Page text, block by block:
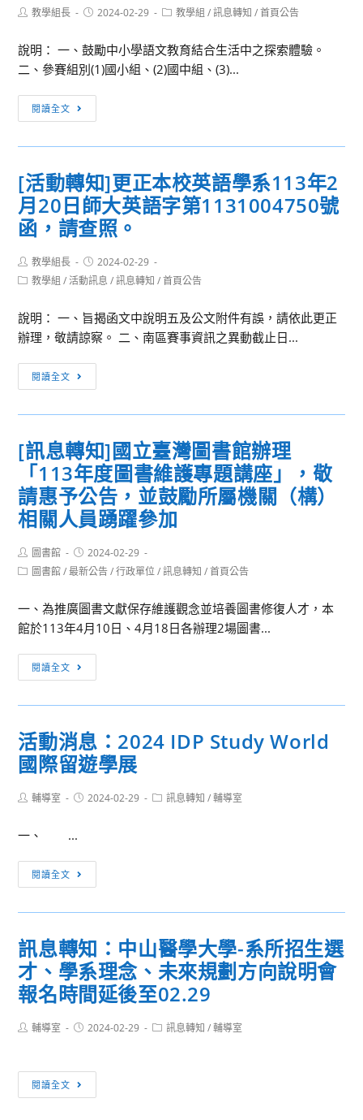
航
來
Post教學組長
Post2024-02-29
Post教學組 / 訊息轉知 / 首頁公告
說明： 一、鼓勵中小學語文教育結合生活中之探索體驗。
二、參賽組別(1)國小組、(2)國中組、(3)...
閱讀全文
動
轉
本
會
為
提
升
語
素
養，
與
作
結
合
寫
作，
促
進
文
能
了
學
生
作
讀
能
辦
理
「第
一
屆
文
[活動轉知]更正本校英語學系113年2
月20日師大英語字第1131004750號
函，請查照。
Post
author:
教學組長
Post
published:
2024-02-29
Post教學組 / 活動訊息 / 訊息轉知 / 首頁公告
說明： 一、旨揭函文中說明五及公文附件有誤，請依此更正
辦理，敬請諒察。 二、南區賽事資訊之異動截止日...
閱讀全文
動
轉
更
正
本
校
英
語
學
113
年
20
日
大
英
字
號
查
照。
[訊息轉知]國立臺灣圖書館辦理
「113年度圖書維護專題講座」，敬
請惠予公告，並鼓勵所屬機關（構）
相關人員踴躍參加
Post
author:
圖書館
Post
published:
2024-02-29
Post圖書館 / 最新公告 / 行政單位 / 訊息轉知 / 首頁公告
一、為推廣圖書文獻保存維護觀念並培養圖書修復人才，本
館於113年4月10日、4月18日各辦理2場圖書...
閱讀全文
息
轉
國
立
灣
館
「113
度
圖
書
護
題
活動消息：2024 IDP Study World
國際留遊學展
Post輔導室
Post2024-02-29
Post訊息轉知 / 輔導室
一、 ...
閱讀全文
動
消
2024
IDP
Study
World
國
訊息轉知：中山醫學大學-系所招生選
才、學系理念、未來規劃方向說明會
報名時間延後至02.29
Post輔導室
Post2024-02-29
Post訊息轉知 / 輔導室
閱讀全文
息